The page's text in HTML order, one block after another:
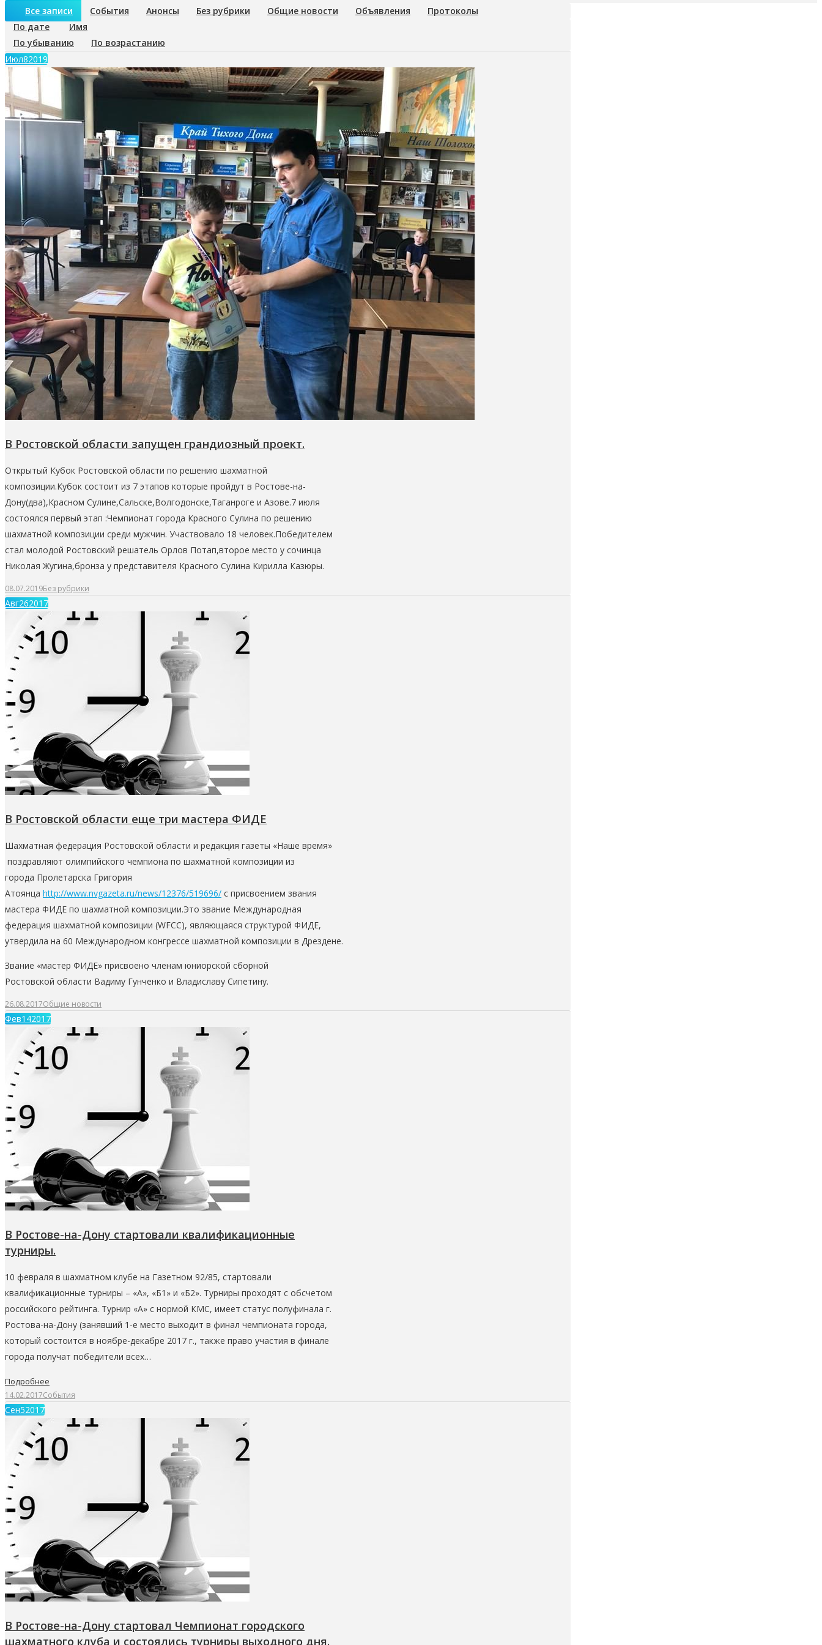
Все записи События Анонсы Без рубрики Общие новости Объявления
Протоколы
По дате
Имя
По убыванию
По возрастанию
Июл82019
В Ростовской области запущен грандиозный проект.
Открытый Кубок Ростовской области по решению шахматной
композиции.Кубок состоит из 7 этапов которые пройдут в Ростове-на-
Дону(два),Красном Сулине,Сальске,Волгодонске,Таганроге и Азове.7 июля
состоялся первый этап :Чемпионат города Красного Сулина по решению
шахматной композиции среди мужчин. Участвовало 18 человек.Победителем
стал молодой Ростовский решатель Орлов Потап,второе место у сочинца
Николая Жугина,бронза у представителя Красного Сулина Кирилла Казюры.
08.07.2019Без рубрики
Авг262017
В Ростовской области еще три мастера ФИДЕ
Шахматная федерация Ростовской области и редакция газеты «Наше время»
поздравляют олимпийского чемпиона по шахматной композиции из
города Пролетарска Григория
Атоянца http://www.nvgazeta.ru/news/12376/519696/ с присвоением звания
мастера ФИДЕ по шахматной композиции.Это звание Международная
федерация шахматной композиции (WFCC), являющаяся структурой ФИДЕ,
утвердила на 60 Международном конгрессе шахматной композиции в Дрездене.
Звание «мастер ФИДЕ» присвоено членам юниорской сборной
Ростовской области Вадиму Гунченко и Владиславу Сипетину.
26.08.2017Общие новости
Фев142017
В Ростове-на-Дону стартовали квалификационные
турниры.
10 февраля в шахматном клубе на Газетном 92/85, стартовали
квалификационные турниры – «А», «Б1» и «Б2». Турниры проходят с обсчетом
российского рейтинга. Турнир «А» с нормой КМС, имеет статус полуфинала г.
Ростова-на-Дону (занявший 1-е место выходит в финал чемпионата города,
который состоится в ноябре-декабре 2017 г., также право участия в финале
города получат победители всех…
Подробнее
14.02.2017События
Сен52017
В Ростове-на-Дону стартовал Чемпионат городского
шахматного клуба и состоялись турниры выходного дня.